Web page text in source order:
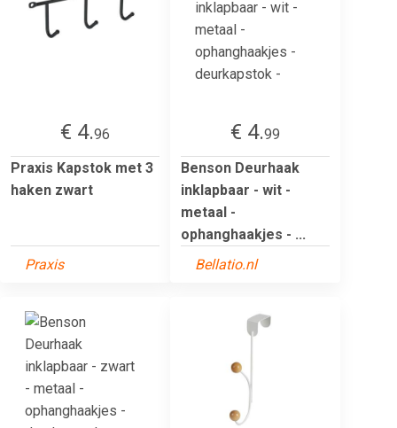
€ 4.96
Praxis Kapstok met 3
haken zwart
Praxis
€ 4.99
Benson Deurhaak
inklapbaar - wit -
metaal -
ophanghaakjes - ...
Bellatio.nl